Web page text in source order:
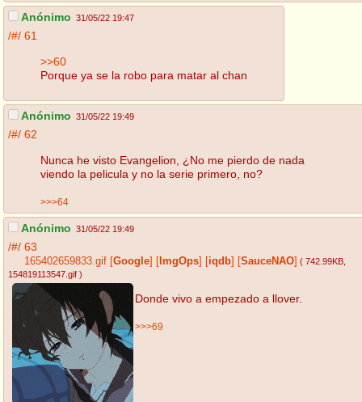
Anónimo 31/05/22 19:47
/#/ 61
>>60
Porque ya se la robo para matar al chan
Anónimo 31/05/22 19:49
/#/ 62
Nunca he visto Evangelion, ¿No me pierdo de nada
viendo la pelicula y no la serie primero, no?
>>>64
Anónimo 31/05/22 19:49
/#/ 63
165402659833.gif Google ImgOps iqdb SauceNAO ( 742.99KB
154819113547.gif )
Donde vivo a empezado a llover.
>>>69